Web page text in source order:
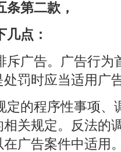
第二款，
几点：
斥广告。广告行为
罚时应当适用广
定的程序性事项、
关规定。反法的
广告案件中适用